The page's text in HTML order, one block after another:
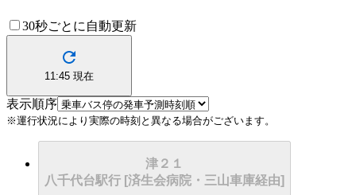
30秒ごとに自動更新
11:45 現在
表示順序
※運行状況により実際の時刻と異なる場合がございます。
津２１
八千代台駅行 [済生会病院・三山車庫経由]